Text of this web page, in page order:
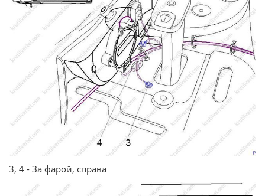
3, 4 - За фарой, справа